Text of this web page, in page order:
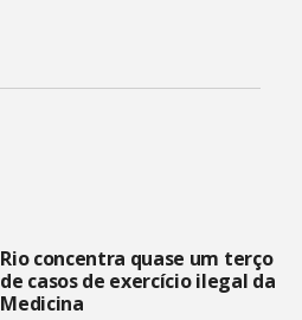
Rio concentra quase um terço
de casos de exercício ilegal da
Medicina